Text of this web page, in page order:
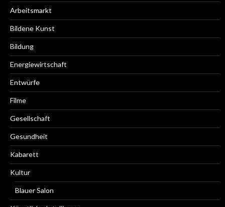
Arbeitsmarkt
Bildene Kunst
Bildung
Energiewirtschaft
Entwürfe
Filme
Gesellschaft
Gesundheit
Kabarett
Kultur
Blauer Salon